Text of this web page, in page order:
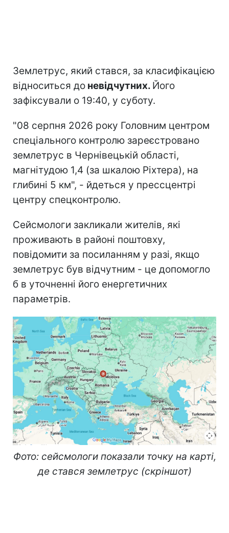
Землетрус, який стався, за класифікацією
відноситься до невідчутних. Його
зафіксували о 19:40, у суботу.
"08 серпня 2026 року Головним центром
спеціального контролю зареєстровано
землетрус в Чернівецькій області,
магнітудою 1,4 (за шкалою Ріхтера), на
глибині 5 км", - йдеться у прессцентрі
центру спецконтролю.
Сейсмологи закликали жителів, які
проживають в районі поштовху,
повідомити за посиланням у разі, якщо
землетрус був відчутним - це допомогло
б в уточненні його енергетичних
параметрів.
Фото: сейсмологи показали точку на карті,
де стався землетрус (скріншот)